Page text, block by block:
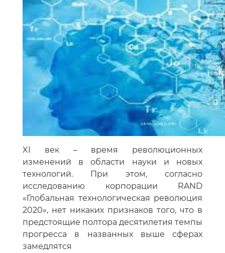
XI век – время революционных
изменений в области науки и новых
технологий. При этом, согласно
исследованию корпорации RAND
«Глобальная технологическая революция
2020», нет никаких признаков того, что в
предстоящие полтора десятилетия темпы
прогресса в названных выше сферах
замедлятся